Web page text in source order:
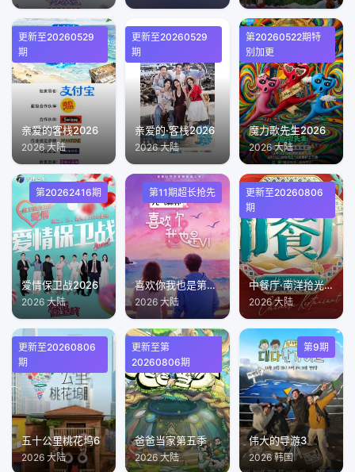
更新至20260529
期
亲爱的客栈2026
2026 大陆
更新至20260529
期
亲爱的·客栈2026
2026 大陆
第20260522期特
别加更
魔力歌先生2026
2026 大陆
第20262416期
爱情保卫战2026
2026 大陆
第11期超长抢先
喜欢你我也是第6季
2026 大陆
更新至20260806
期
中餐厅·南洋拾光季
2026 大陆
更新至20260806
期
五十公里桃花坞6
2026 大陆
更新至第
20260806期
爸爸当家第五季
2026 大陆
第9期
伟大的导游3
2026 韩国